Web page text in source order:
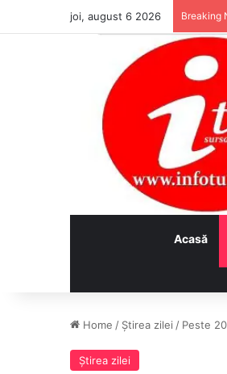
joi, august 6 2026 Breaking
Acasă
Home / Ştirea zilei / Peste
Ştirea zilei